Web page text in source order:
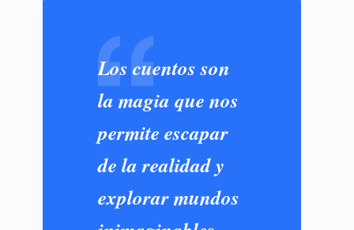
Los cuentos son
la magia que nos
permite escapar
de la realidad y
explorar mundos